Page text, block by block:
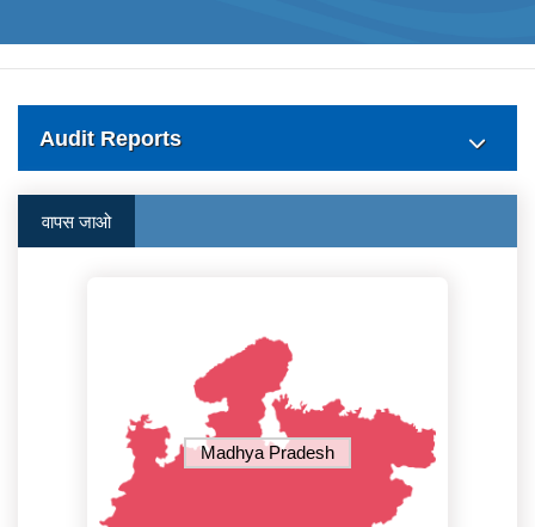
Audit Reports
वापस जाओ
Madhya Pradesh